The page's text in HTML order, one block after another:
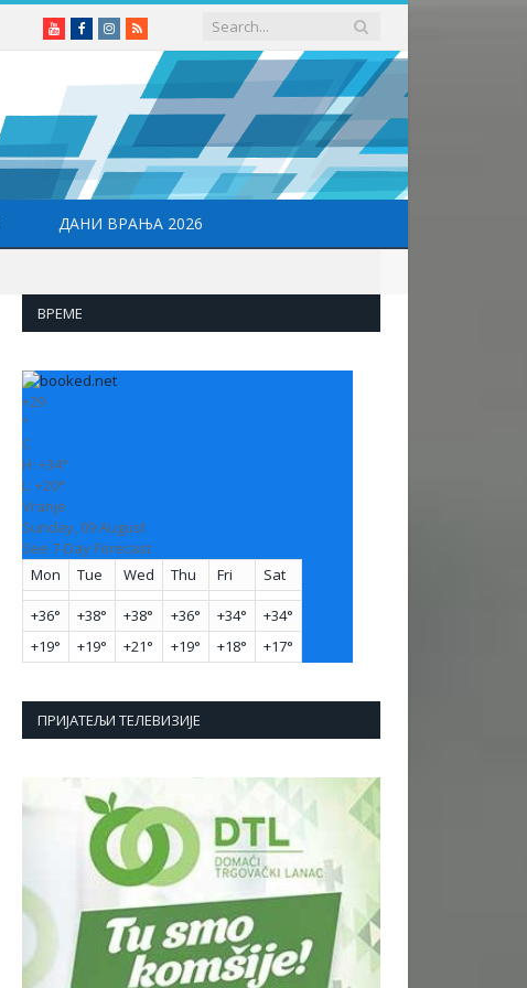
YoutubeFacebookInstagram
RSS
ДАНИ ВРАЊА 2026
ВРЕМЕ
+29
°
C
H: +34°
L: +20°
Vranje
Sunday, 09 August
See 7-Day Forecast
Mon
Tue Wed Thu Fri Sat
+36° +38° +38° +36° +34° +34°
+19° +19° +21° +19° +18° +17°
ПРИЈАТЕЉИ ТЕЛЕВИЗИЈЕ